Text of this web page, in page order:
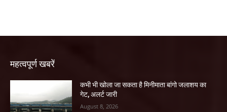
महत्वपूर्ण खबरें
कभी भी खोला जा सकता है मिनीमाता बांगो जलाशय का
गेट, अलर्ट जारी
August 8, 2026